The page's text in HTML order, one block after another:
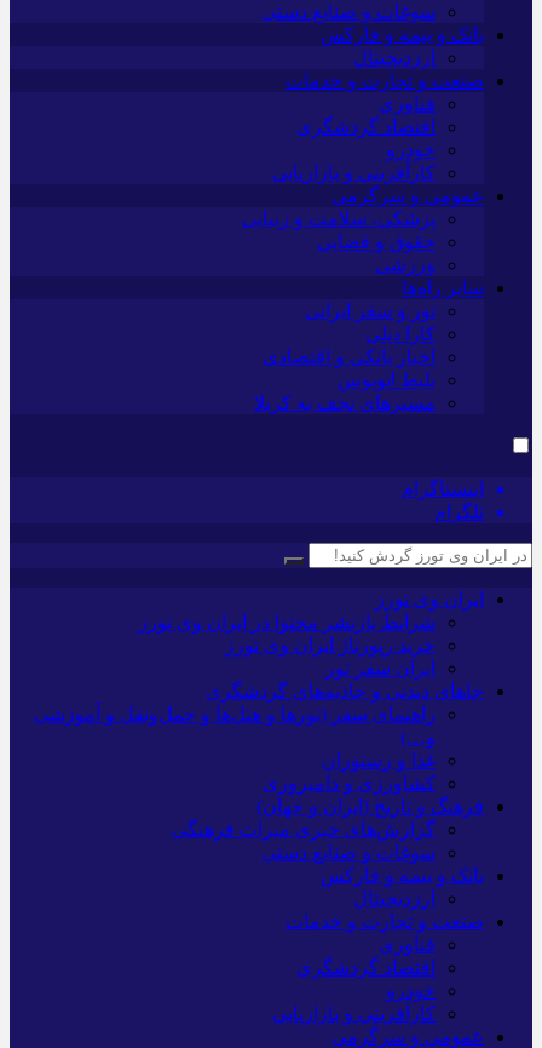
سوغات و صنایع دستی
بانک و بیمه و فارکس
ارزدیجیتال
صنعت و تجارت و خدمات
فناوری
اقتصاد گردشگری
خودرو
کارآفرینی و بازاریابی
عمومی و سرگرمی
پزشکی، سلامت و زیبایی
حقوق و قضایی
ورزشی
سایر راه‌ها
تور و سفر ایرانی
کارا دیلی
اخبار بانکی و اقتصادی
بلیط اتوبوس
مسیرهای نجف به کربلا
اینستاگرام
تلگرام
ایران وی تورز
شرایط بازنشر محتوا در ایران وی تورز
خرید رپورتاژ ایران وی تورز
ایران سفر تور
جاهای دیدنی و جاذبه‌های گردشگری
راهنمای سفر (تورها و هتل‌ها و حمل‌و‌نقل و آموزشی
و…)
غذا و رستوران
کشاورزی و دامپروری
فرهنگ و تاریخ (ایران و جهان)
گزارش‌های خبری میراث فرهنگی
سوغات و صنایع دستی
بانک و بیمه و فارکس
ارزدیجیتال
صنعت و تجارت و خدمات
فناوری
اقتصاد گردشگری
خودرو
کارآفرینی و بازاریابی
عمومی و سرگرمی